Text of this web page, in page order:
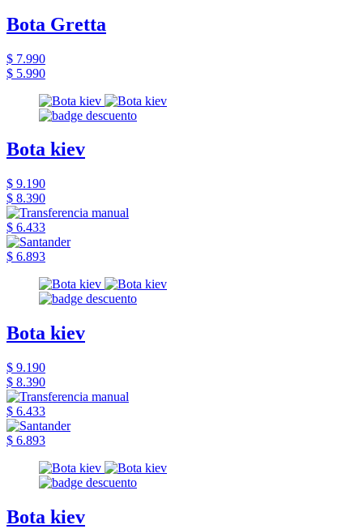
Bota Gretta
$ 7.990
$ 5.990
Bota kiev
$ 9.190
$ 8.390
$ 6.433
$ 6.893
Bota kiev
$ 9.190
$ 8.390
$ 6.433
$ 6.893
Bota kiev